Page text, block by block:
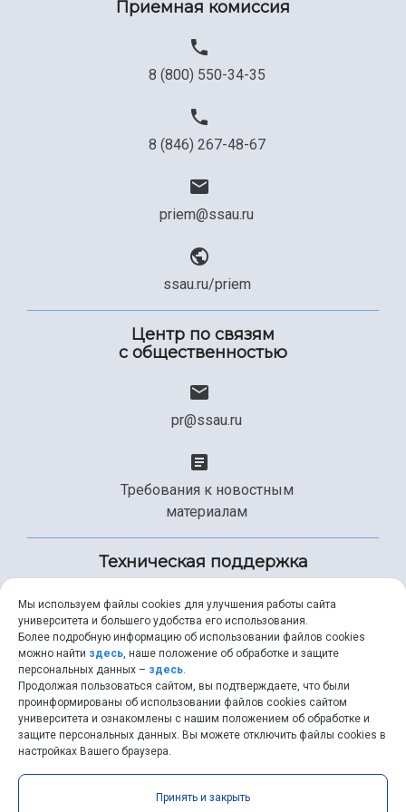
Официальные документы
Приемная комиссия
8 (800) 550-34-35
8 (846) 267-48-67
priem@ssau.ru
ssau.ru/priem
Центр по связям
с общественностью
pr@ssau.ru
Требования к новостным
материалам
Техническая поддержка
+7 (846) 267-49-99
help@ssau.ru
Самарский университет © 2026 |ssau.ru
Мы используем файлы cookies для улучшения работы сайта
университета и большего удобства его использования.
Более подробную информацию об использовании файлов cookies
можно найти здесь, наше положение об обработке и защите
персональных данных – здесь.
Продолжая пользоваться сайтом, вы подтверждаете, что были
проинформированы об использовании файлов cookies сайтом
университета и ознакомлены с нашим положением об обработке и
защите персональных данных. Вы можете отключить файлы cookies в
настройках Вашего браузера.
Принять и закрыть